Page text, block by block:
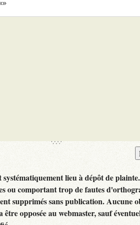
lieu à dépôt de
ou comportant trop de fautes
supprimés sans publication. Aucune
opposée au webmaster, sauf